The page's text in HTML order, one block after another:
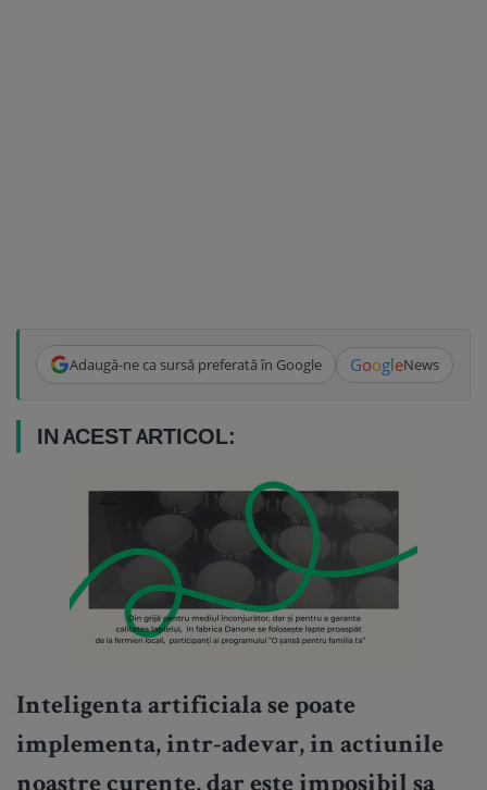
Adaugă-ne ca sursă preferată în Google GoogleNews
IN ACEST ARTICOL:
Inteligenta artificiala se poate
implementa, intr-adevar, in actiunile